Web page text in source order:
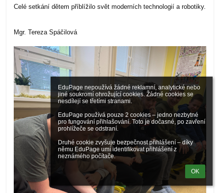
EduPage nepoužívá žádné reklamní, analytické nebo
jiné soukromí ohrožující cookies. Žádné cookies se
nesdílejí se třetími stranami.
EduPage používá pouze 2 cookies – jedno nezbytné
pro fungování přihlašování. Toto je dočasné, po zavření
prohlížeče se odstraní.
Druhé cookie zvyšuje bezpečnost přihlášení – díky
němu EduPage umí identifikovat přihlášení z
neznámého počítače.
OK
Celé setkání dětem příblížilo svět moderních technologií a robotiky.
Mgr. Tereza Spáčilová